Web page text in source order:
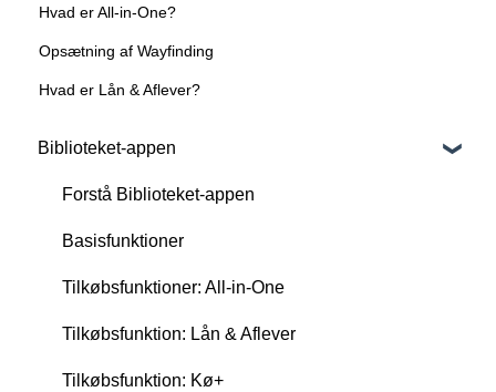
Hvad er All-in-One?
Opsætning af Wayfinding
Hvad er Lån & Aflever?
Biblioteket-appen
Forstå Biblioteket-appen
Basisfunktioner
Tilkøbsfunktioner: All-in-One
Tilkøbsfunktion: Lån & Aflever
Tilkøbsfunktion: Kø+